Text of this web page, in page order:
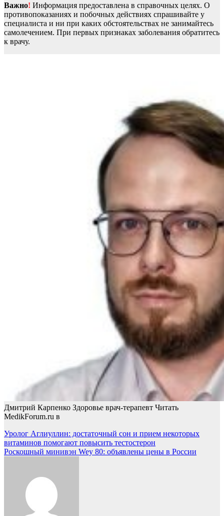
Важно! Информация предоставлена в справочных целях. О
противопоказаниях и побочных действиях спрашивайте у
специалиста и ни при каких обстоятельствах не занимайтесь
самолечением. При первых признаках заболевания обратитесь
к врачу.
Дмитрий Карпенко Здоровье врач-терапевт Читать
MedikForum.ru в
Навигация
по
Уролог Аглиуллин: достаточный сон и прием некоторых
витаминов помогают повысить тестостерон
Роскошный минивэн Wey 80: объявлены цены в России